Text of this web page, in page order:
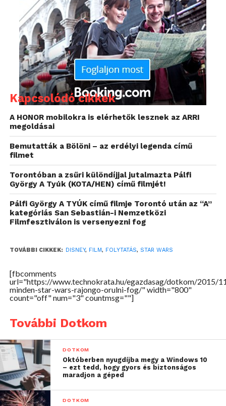
A rendező azonban megjegyezte, hogy valószínűleg
az utolsó pillanatig változtatni fognak az anyagon,
ahogyan azt tették a december 18-án mozikba
kerülő résznél is.
A nyilvánossá tett ütemterv szerint a 8. része a
legendás univerzumnak várhatóan 2017 májusában
debütál majd a világ mozitermeiben. Reméljük
elkészültét semmi sem késlelteti majd.
Forrás:PC World
Kapcsolódó cikkek
A HONOR mobilokra is elérhetők lesznek az ARRI
megoldásai
Bemutatták a Bölöni – az erdélyi legenda című
filmet
Torontóban a zsűri különdíjjal jutalmazta Pálfi
György A Tyúk (KOTA/HEN) című filmjét!
Pálfi György A TYÚK című filmje Torontó után az “A”
kategóriás San Sebastián-i Nemzetközi
Filmfesztiválon is versenyezni fog
TOVÁBBI CIKKEK: DISNEY, FILM, FOLYTATÁS, STAR WARS
[fbcomments
url="https://www.technokrata.hu/egazdasag/dotkom/2015/
minden-star-wars-rajongo-orulni-fog/" width="800"
count="off" num="3" countmsg=""]
További Dotkom
DOTKOM
Októberben nyugdíjba megy a Windows 10
– ezt tedd, hogy gyors és biztonságos
maradjon a géped
DOTKOM